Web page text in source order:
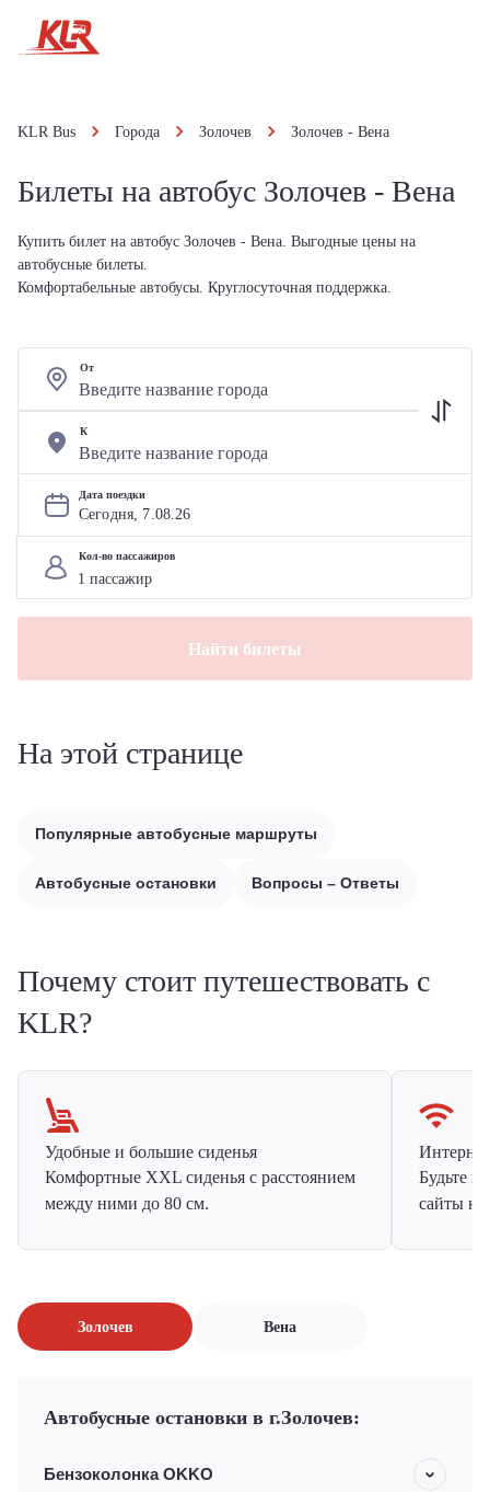
KLR Bus Города Золочев Золочев - Вена
Билеты на автобус Золочев - Вена
Купить билет на автобус Золочев - Вена. Выгодные цены на
автобусные билеты.
Комфортабельные автобусы. Круглосуточная поддержка.
От
К
Дата поездки
Сегодня, 7.08.26
Кол-во пассажиров
Найти билеты
На этой странице
Популярные автобусные маршруты
Автобусные остановки Вопросы – Ответы
Почему стоит путешествовать с
KLR?
Удобные и большие сиденья
Комфортные XXL сиденья с расстоянием
между ними до 80 см.
Будьте
сайты на
Золочев Вена
Автобусные остановки в г.Золочев:
Бензоколонка OKKO